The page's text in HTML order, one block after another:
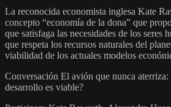
La reconocida economista inglesa Kate
concepto “economía de la dona” que
que satisfaga las necesidades de los seres
que respeta los recursos naturales del
viabilidad de los actuales modelos
Conversación El avión que nunca
desarrollo es viable?